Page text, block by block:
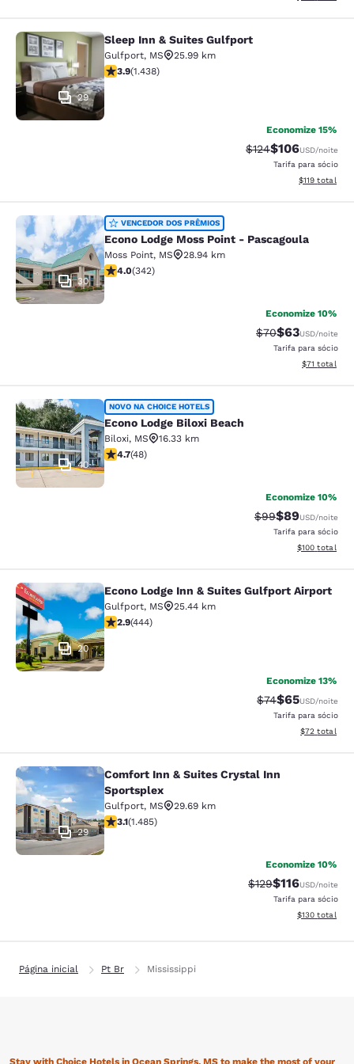
Sleep Inn & Suites Gulfport
29
Sleep Inn & Suites Gulfport
Gulfport, MS
25.99 km
classificação 3.85 estrelas. Bom. 1438 avaliações
3.9(1.438)
Economize 15%
Tarifa anterior
$124Tarifa com
$106USD/noite
Tarifa para sócio
Exibir
$119 total
Econo Lodge Moss Point -
30
VENCEDOR DOS PRÊMIOS
Econo Lodge Moss Point - Pascagoula
Moss Point, MS
28.94 km
classificação 4.05 estrelas. Muito bom. 342 avaliações
4.0(342)
Economize 10%
Tarifa anterior
$70Tarifa com
$63USD/noite
Tarifa para sócio
Exibir
$71 total
Econo Lodge Biloxi Beach
40
NOVO NA CHOICE HOTELS
Econo Lodge Biloxi Beach
Biloxi, MS
16.33 km
classificação 4.73 estrelas. Excepcional. 48 avaliações
4.7(48)
Economize 10%
Tarifa anterior
$99Tarifa com
$89USD/noite
Tarifa para sócio
Exibir
$100 total
Econo Lodge Inn & Suites Gulfport
20
Econo Lodge Inn & Suites Gulfport Airport
Gulfport, MS
25.44 km
classificação 2.9 estrelas. Razoável. 444 avaliações
2.9(444)
Economize 13%
Tarifa anterior
$74Tarifa com
$65USD/noite
Tarifa para sócio
Exibir
$72 total
Comfort Inn & Suites Crystal Inn
29
Comfort Inn & Suites Crystal Inn
Sportsplex
Gulfport, MS
29.69 km
classificação 3.15 estrelas. Bom. 1485 avaliações
3.1(1.485)
Economize 10%
Tarifa anterior
$129Tarifa com
$116USD/noite
Tarifa para sócio
Exibir
$130 total
Página inicial Pt Br Mississippi
Stay with Choice Hotels in Ocean Springs, MS to make the most of your